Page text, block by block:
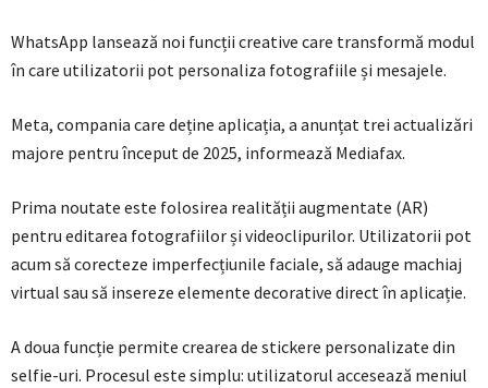
WhatsApp lansează noi funcții creative care transformă modul
în care utilizatorii pot personaliza fotografiile și mesajele.
Meta, compania care deține aplicația, a anunțat trei actualizări
majore pentru început de 2025, informează Mediafax.
Prima noutate este folosirea realității augmentate (AR)
pentru editarea fotografiilor și videoclipurilor. Utilizatorii pot
acum să corecteze imperfecțiunile faciale, să adauge machiaj
virtual sau să insereze elemente decorative direct în aplicație.
A doua funcție permite crearea de stickere personalizate din
selfie-uri. Procesul este simplu: utilizatorul accesează meniul